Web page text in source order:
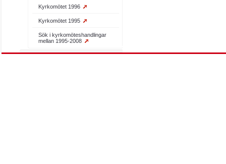
Kyrkomötet 1996
Kyrkomötet 1995
Sök i kyrkomöteshandlingar
mellan 1995-2008